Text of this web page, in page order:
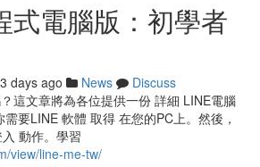
式電腦版：初學者
days ago News
Discuss
這文章將為各位提供一份 詳細 LINE電腦
要LINE 軟體 取得 在您的PC上。然後，
動作。學習
view/line-me-tw/